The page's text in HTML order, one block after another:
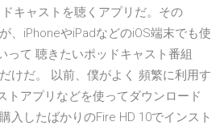
キャストを聴くアプリだ。その
、iPhoneやiPadなどのiOS端末でも使
って 聴きたいポッドキャスト番組
けだ。 以前、僕がよく 頻繁に利用す
トアプリなどを使ってダウンロード
入したばかりのFire HD 10でインスト